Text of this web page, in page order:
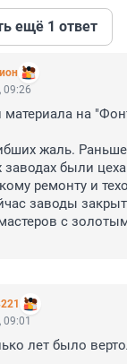
ещё 1 ответ
09:26
на
жаль.
были
ремонту и
заводы
с
лет было